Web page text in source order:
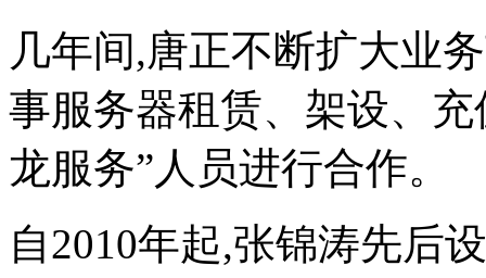
几年间,唐正不断扩大业
事服务器租赁、架设、
龙服务”人员进行合作。
自2010年起,张锦涛先后